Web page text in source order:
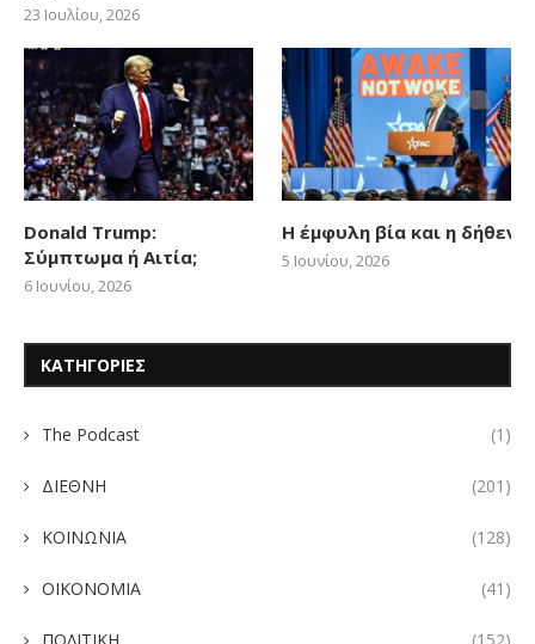
23 Ιουλίου, 2026
Donald Trump:
Σύμπτωμα ή Αιτία;
6 Ιουνίου, 2026
Η έμφυλη βία και η δήθεν
5 Ιουνίου, 2026
ΚΑΤΗΓΟΡΙΕΣ
The Podcast (1)
ΔΙΕΘΝΗ (201)
ΚΟΙΝΩΝΙΑ (128)
ΟΙΚΟΝΟΜΙΑ (41)